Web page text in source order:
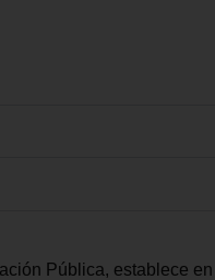
Pública, establece en